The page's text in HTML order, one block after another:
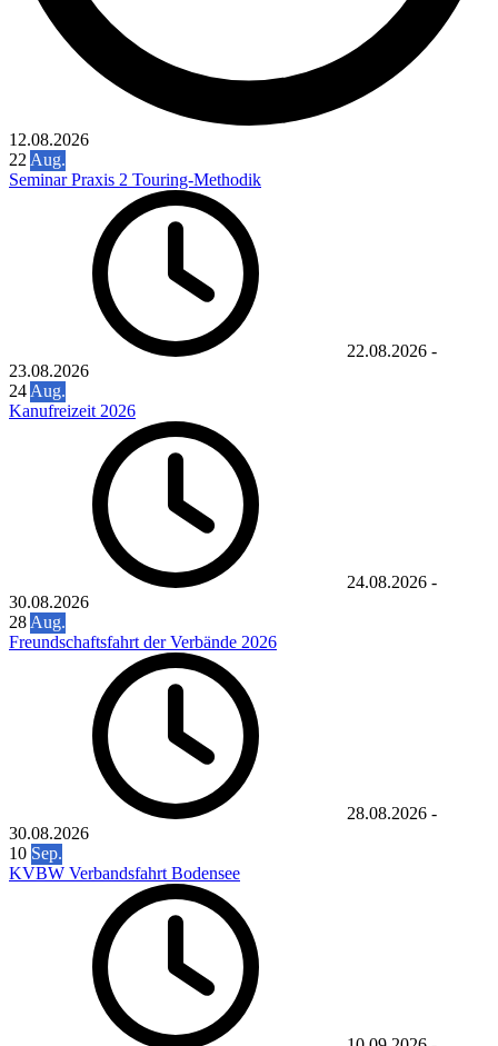
12.08.2026
22 Aug.
Seminar Praxis 2 Touring-Methodik
22.08.2026 -
23.08.2026
24 Aug.
Kanufreizeit 2026
24.08.2026 -
30.08.2026
28 Aug.
Freundschaftsfahrt der Verbände 2026
28.08.2026 -
30.08.2026
10 Sep.
KVBW Verbandsfahrt Bodensee